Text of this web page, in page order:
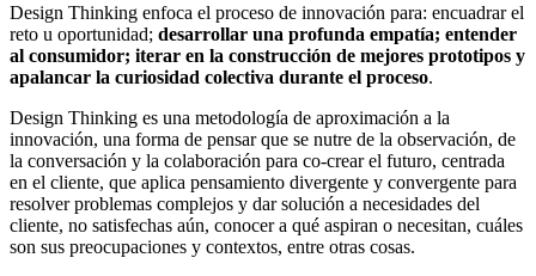
Design Thinking enfoca el proceso de innovación para: encuadrar el
reto u oportunidad; desarrollar una profunda empatía; entender
al consumidor; iterar en la construcción de mejores prototipos y
apalancar la curiosidad colectiva durante el proceso.
Design Thinking es una metodología de aproximación a la
innovación, una forma de pensar que se nutre de la observación, de
la conversación y la colaboración para co-crear el futuro, centrada
en el cliente, que aplica pensamiento divergente y convergente para
resolver problemas complejos y dar solución a necesidades del
cliente, no satisfechas aún, conocer a qué aspiran o necesitan, cuáles
son sus preocupaciones y contextos, entre otras cosas.